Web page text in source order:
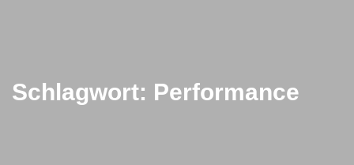
Schlagwort: Performance